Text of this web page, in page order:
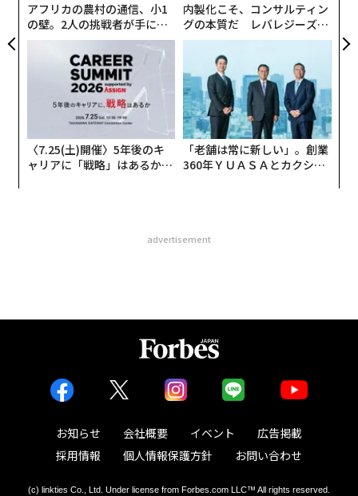
アフリカの農村の通信、小1
の壁。2人の挑戦者が手にし
た「次なる武器」
内製化こそ、コンサルティン
グの本質だ レバレジーズが
実践する、次世代ファームの
〈7.25(土)開催〉5年後のキ
ャリアに「戦略」はあるか。
「老舗は常に新しい」。創業
360年ＹＵＡＳＡとカクシン
advertisement
お知らせ 会社概要 イベント
広告掲載
採用情報
個人情報保護方針 お問い合わせ
(c) linkties Co., Ltd. Under license from Forbes.com LLC™ All rights reserved.